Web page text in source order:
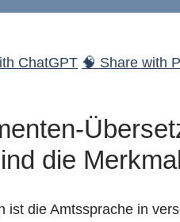
ChatGPT 🧠 Share with
die
ist die Amtssprache in